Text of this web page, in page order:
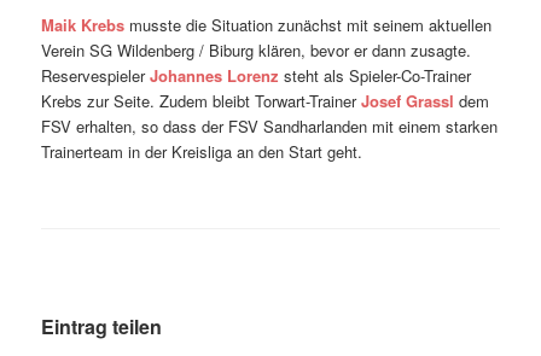
Maik Krebsmusste die Situation zunächst mit seinem aktuellen
Verein SG Wildenberg / Biburg klären, bevor er dann zusagte.
ReservespielerJohannes Lorenz steht als Spieler-Co-Trainer
Krebs zur Seite. Zudem bleibt Torwart-TrainerJosef Grassl dem
FSV erhalten, so dass der FSV Sandharlanden mit einem starken
Trainerteam in der Kreisliga an den Start geht.
Eintrag teilen